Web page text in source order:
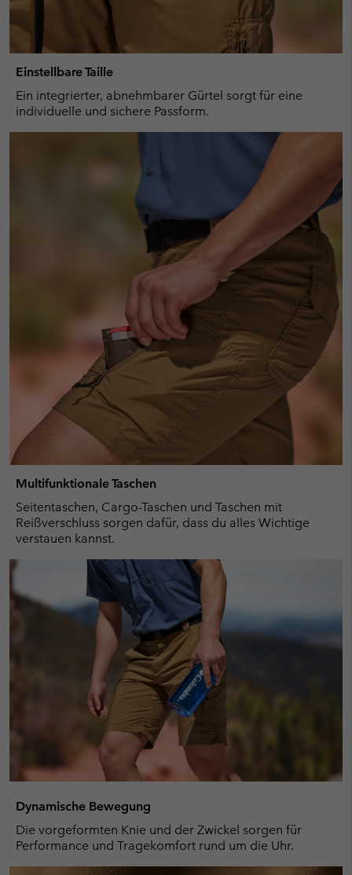
Einstellbare Taille
Ein integrierter, abnehmbarer Gürtel sorgt für eine
individuelle und sichere Passform.
Multifunktionale Taschen
Seitentaschen, Cargo-Taschen und Taschen mit
Reißverschluss sorgen dafür, dass du alles Wichtige
verstauen kannst.
Dynamische Bewegung
Die vorgeformten Knie und der Zwickel sorgen für
Performance und Tragekomfort rund um die Uhr.